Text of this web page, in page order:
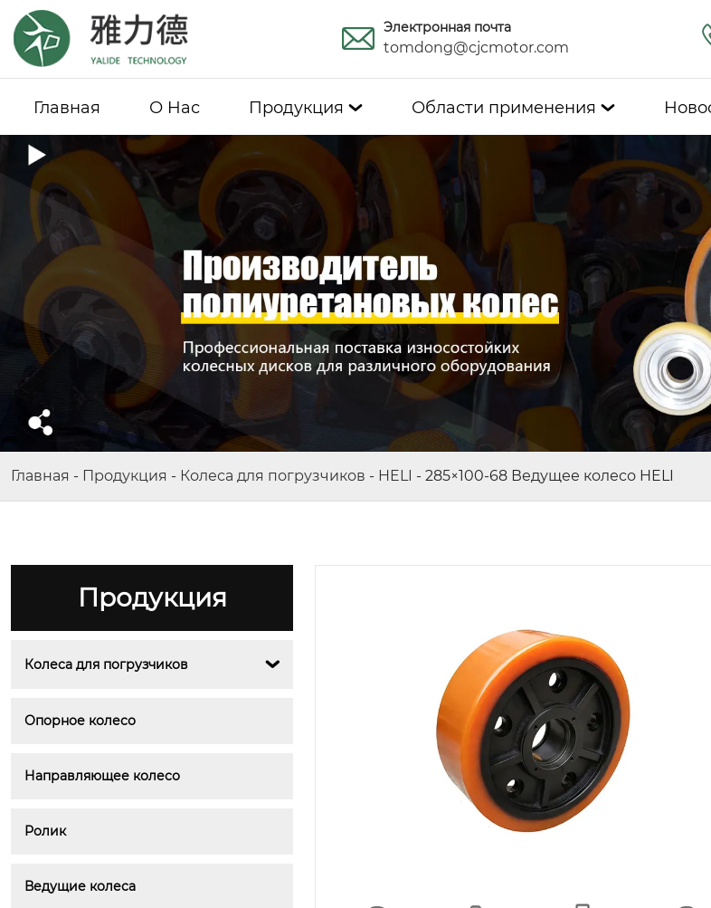
Электронная почта
tomdong@cjcmotor.com
Главная О Hас Продукция  Области применения 
Главная - Продукция - Колеса для погрузчиков - HELI - 285×100-68 Ведущее колесо HELI
Продукция
Колеса для погрузчиков 
Опорное колесо
Направляющее колесо
Ролик
Ведущие колеса